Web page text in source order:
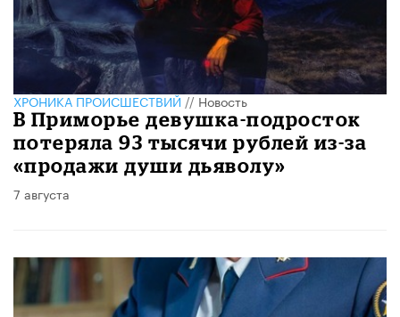
ХРОНИКА ПРОИСШЕСТВИЙ//Новость
В Приморье девушка-подросток
потеряла 93 тысячи рублей из-за
«продажи души дьяволу»
7 августа